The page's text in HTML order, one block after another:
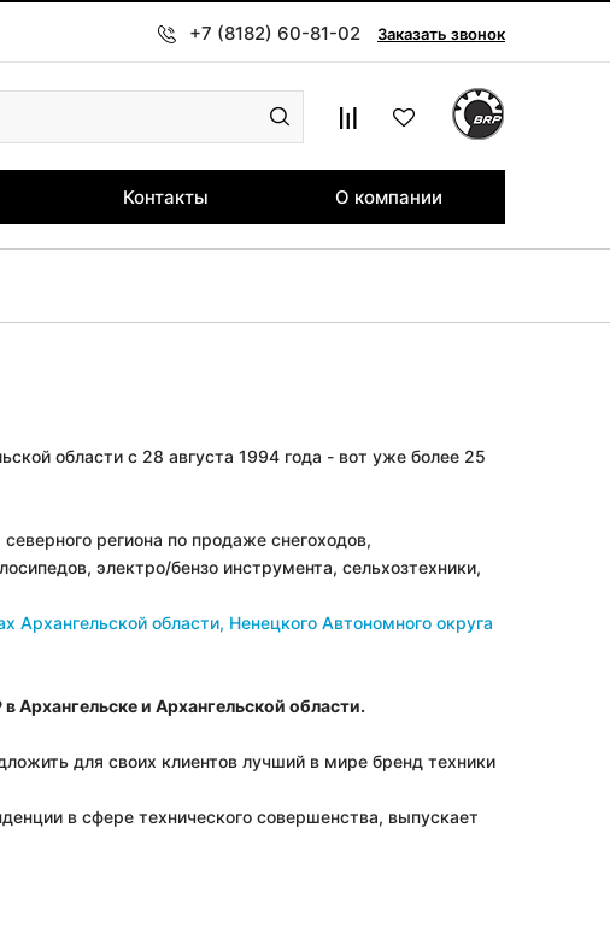
+7 (8182) 60-81-02 Заказать звонок
Контакты О компании
области с 28 августа 1994 года - вот уже более 25
региона по продаже снегоходов,
электро/бензо инструмента, сельхозтехники,
Архангельской области, Ненецкого Автономного округа
Архангельске и Архангельской области.
для своих клиентов лучший в мире бренд техники
в сфере технического совершенства, выпускает